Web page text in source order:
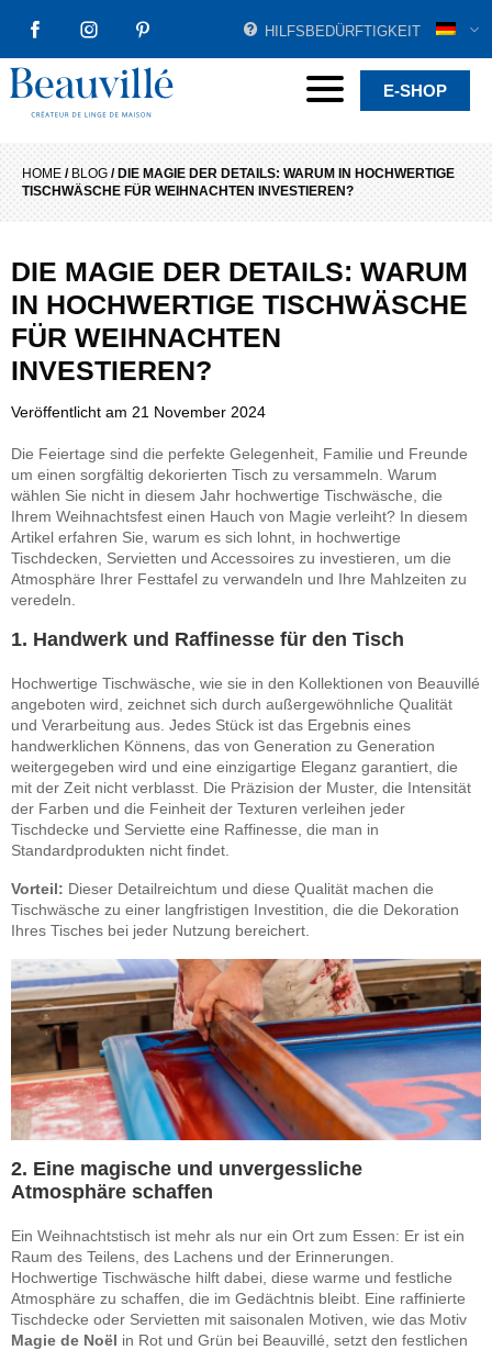
FACEBOOKINSTAGRAMPINTEREST
HILFSBEDÜRFTIGKEIT
Beauvillé Creator by tradition Menu E-SHOP
HOME / BLOG / DIE MAGIE DER DETAILS: WARUM IN HOCHWERTIGE
TISCHWÄSCHE FÜR WEIHNACHTEN INVESTIEREN?
DIE MAGIE DER DETAILS: WARUM
IN HOCHWERTIGE TISCHWÄSCHE
FÜR WEIHNACHTEN
INVESTIEREN?
Veröffentlicht am 21 November 2024
Die Feiertage sind die perfekte Gelegenheit, Familie und Freunde
um einen sorgfältig dekorierten Tisch zu versammeln. Warum
wählen Sie nicht in diesem Jahr hochwertige Tischwäsche, die
Ihrem Weihnachtsfest einen Hauch von Magie verleiht? In diesem
Artikel erfahren Sie, warum es sich lohnt, in hochwertige
Tischdecken, Servietten und Accessoires zu investieren, um die
Atmosphäre Ihrer Festtafel zu verwandeln und Ihre Mahlzeiten zu
veredeln.
1. Handwerk und Raffinesse für den Tisch
Hochwertige Tischwäsche, wie sie in den Kollektionen von Beauvillé
angeboten wird, zeichnet sich durch außergewöhnliche Qualität
und Verarbeitung aus. Jedes Stück ist das Ergebnis eines
handwerklichen Könnens, das von Generation zu Generation
weitergegeben wird und eine einzigartige Eleganz garantiert, die
mit der Zeit nicht verblasst. Die Präzision der Muster, die Intensität
der Farben und die Feinheit der Texturen verleihen jeder
Tischdecke und Serviette eine Raffinesse, die man in
Standardprodukten nicht findet.
Vorteil: Dieser Detailreichtum und diese Qualität machen die
Tischwäsche zu einer langfristigen Investition, die die Dekoration
Ihres Tisches bei jeder Nutzung bereichert.
2. Eine magische und unvergessliche
Atmosphäre schaffen
Ein Weihnachtstisch ist mehr als nur ein Ort zum Essen: Er ist ein
Raum des Teilens, des Lachens und der Erinnerungen.
Hochwertige Tischwäsche hilft dabei, diese warme und festliche
Atmosphäre zu schaffen, die im Gedächtnis bleibt. Eine raffinierte
Tischdecke oder Servietten mit saisonalen Motiven, wie das Motiv
Magie de Noël in Rot und Grün bei Beauvillé, setzt den festlichen